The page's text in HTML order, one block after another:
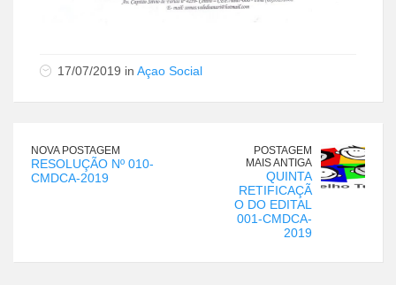
17/07/2019 in Açao Social
NOVA POSTAGEM
RESOLUÇÃO Nº 010-
CMDCA-2019
POSTAGEM
MAIS ANTIGA
QUINTA
RETIFICAÇÃ
O DO EDITAL
001-CMDCA-
2019